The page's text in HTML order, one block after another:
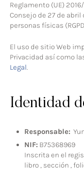
Reglamento (UE)
Consejo de 27 de
personas físicas
El uso de sitio Web
Privacidad así como
Legal.
Identidad
Responsable:
NIF: B75368969
Inscrita en el
libro , sección ,